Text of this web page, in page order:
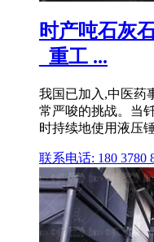
时产吨石灰
_重工 ...
我国已加入,中医药
常严唆的挑战。当
时持续地使用液压
联系电话: 180 3780